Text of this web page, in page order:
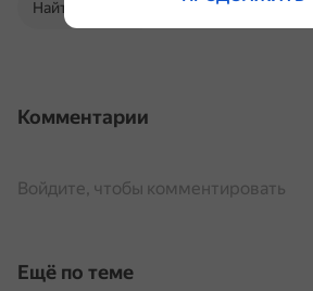
Найти в Поиске
Комментарии
Войдите, чтобы комментировать
Ещё по теме